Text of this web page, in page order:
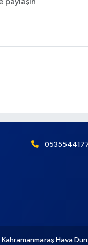
Kahramanmaraş Hava